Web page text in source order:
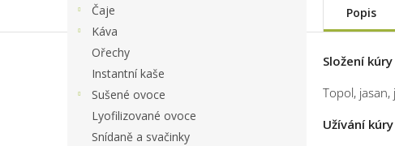
Čaje
Káva
Ořechy
Instantní kaše
Sušené ovoce
Lyofilizované ovoce
Snídaně a svačinky
Popis
Složení kúry
Topol,
Užívání kúry